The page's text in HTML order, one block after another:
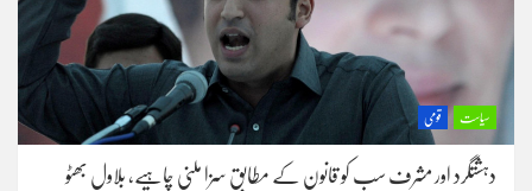
سیاست قومی
دہشتگرد اور مشرف سب کو قانون کے مطابق سزا ملنی چاہیے، بلاول بھٹو